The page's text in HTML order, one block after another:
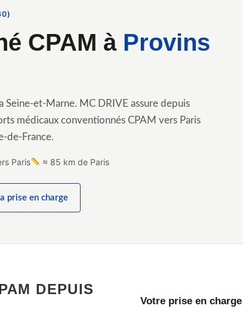
CPAM à Provins
Seine-et-Marne. MC DRIVE assure depuis
médicaux conventionnés CPAM vers Paris
de-France.
Paris ≈ 85 km de Paris
prise en charge
DEPUIS
Votre prise en charge